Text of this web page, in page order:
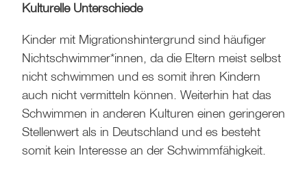
Kulturelle Unterschiede
Kinder mit Migrationshintergrund sind häufiger
Nichtschwimmer*innen, da die Eltern meist selbst
nicht schwimmen und es somit ihren Kindern
auch nicht vermitteln können. Weiterhin hat das
Schwimmen in anderen Kulturen einen geringeren
Stellenwert als in Deutschland und es besteht
somit kein Interesse an der Schwimmfähigkeit.